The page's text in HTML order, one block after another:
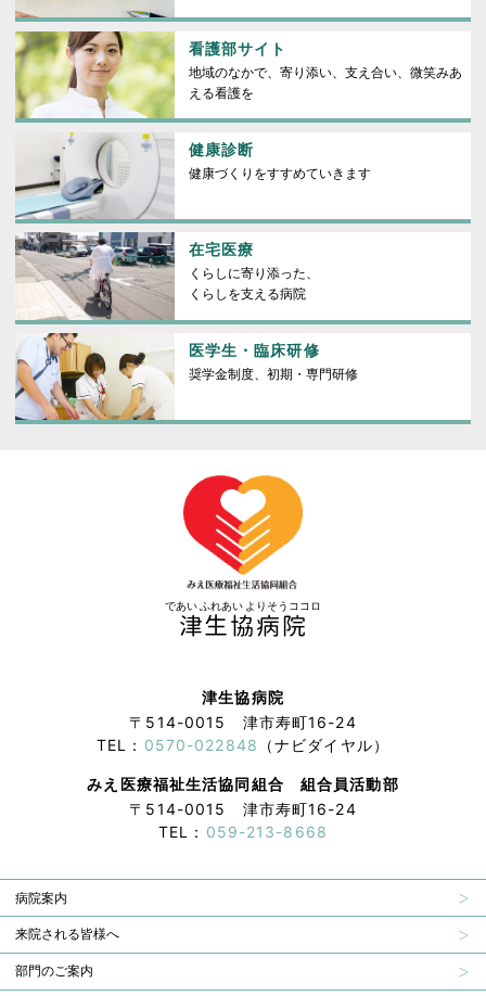
看護部サイト
地域のなかで、寄り添い、支え合い、微笑みあ
える看護を
健康診断
健康づくりをすすめていきます
在宅医療
くらしに寄り添った、
くらしを支える病院
医学生・臨床研修
奨学金制度、初期・専門研修
病院案内
来院される皆様へ
部門のご案内
であい ふれあい よりそうココロ
津生協病院
津生協病院
〒514-0015 津市寿町16-24
TEL： 0570-022848 （ナビダイヤル）
みえ医療福祉生活協同組合 組合員活動部
〒514-0015 津市寿町16-24
TEL： 059-213-8668